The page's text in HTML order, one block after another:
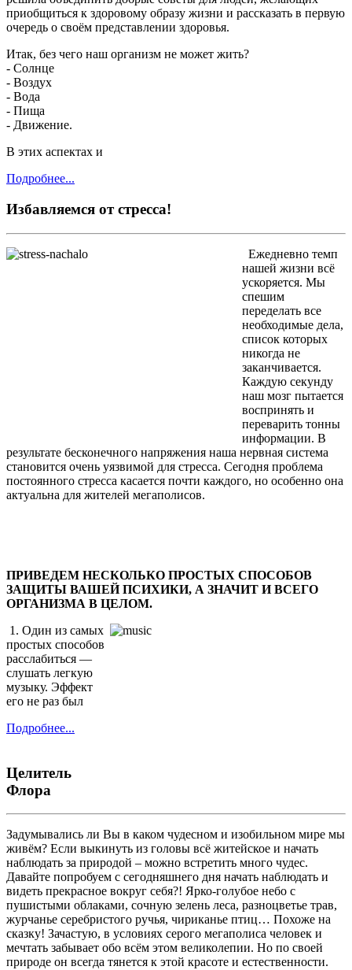
приобщиться к здоровому образу жизни и рассказать в первую
очередь о своём представлении здоровья.
Итак, без чего наш организм не может жить?
- Солнце
- Воздух
- Вода
- Пища
- Движение.
В этих аспектах и
Подробнее...
Избавляемся от стресса!
Ежедневно темп
нашей жизни всё
ускоряется. Мы
спешим
переделать все
необходимые дела,
список которых
никогда не
заканчивается.
Каждую секунду
наш мозг пытается
воспринять и
переварить тонны
информации. В
результате бесконечного напряжения наша нервная система
становится очень уязвимой для стресса. Сегодня проблема
постоянного стресса касается почти каждого, но особенно она
актуальна для жителей мегаполисов.
ПРИВЕДЕМ НЕСКОЛЬКО ПРОСТЫХ СПОСОБОВ
ЗАЩИТЫ ВАШЕЙ ПСИХИКИ, А ЗНАЧИТ И ВСЕГО
ОРГАНИЗМА В ЦЕЛОМ.
1. Один из самых
простых способов
расслабиться —
слушать легкую
музыку. Эффект
его не раз был
Подробнее...
Целитель
Флора
Задумывались ли Вы в каком чудесном и изобильном мире мы
живём? Если выкинуть из головы всё житейское и начать
наблюдать за природой – можно встретить много чудес.
Давайте попробуем с сегодняшнего дня начать наблюдать и
видеть прекрасное вокруг себя?! Ярко-голубое небо с
пушистыми облаками, сочную зелень леса, разноцветье трав,
журчанье серебристого ручья, чириканье птиц… Похоже на
сказку! Зачастую, в условиях серого мегаполиса человек и
мечтать забывает обо всём этом великолепии. Но по своей
природе он всегда тянется к этой красоте и естественности.